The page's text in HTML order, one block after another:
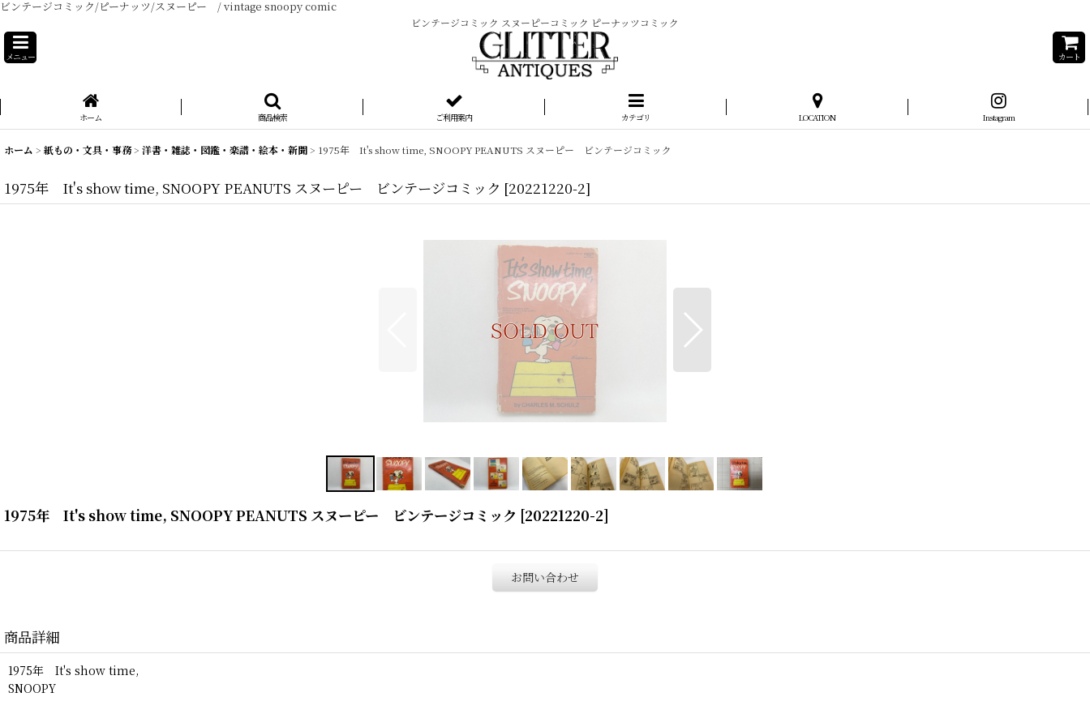
ビンテージコミック/ピーナッツ/スヌーピー / vintage snoopy comic
ビンテージコミック スヌーピーコミック ピーナッツコミック
メニュー カート
ホーム 商品検索 ご利用案内 カテゴリ LOCATION Instagram
ホーム > 紙もの・文具・事務> 洋書・雑誌・図鑑・楽譜・絵本・新聞> 1975年 It's show time, SNOOPY PEANUTS スヌーピー ビンテージコミック
1975年 It's show time, SNOOPY PEANUTS スヌーピー ビンテージコミック [20221220-2]
1975年 It's show time, SNOOPY PEANUTS スヌーピー ビンテージコミック [20221220-2]
お問い合わせ
商品詳細
1975年 It's show time,
SNOOPY